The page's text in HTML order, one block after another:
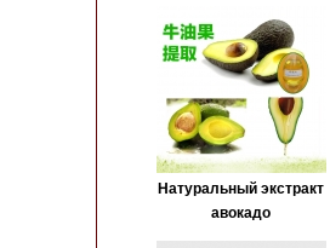
Натуральный экстракт
авокадо